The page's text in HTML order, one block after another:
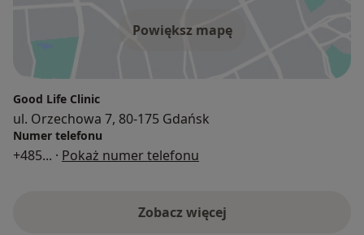
Powiększ mapę
Good Life Clinic
ul. Orzechowa 7, 80-175 Gdańsk
Numer telefonu
+485... · Pokaż numer telefonu
Zobacz więcej